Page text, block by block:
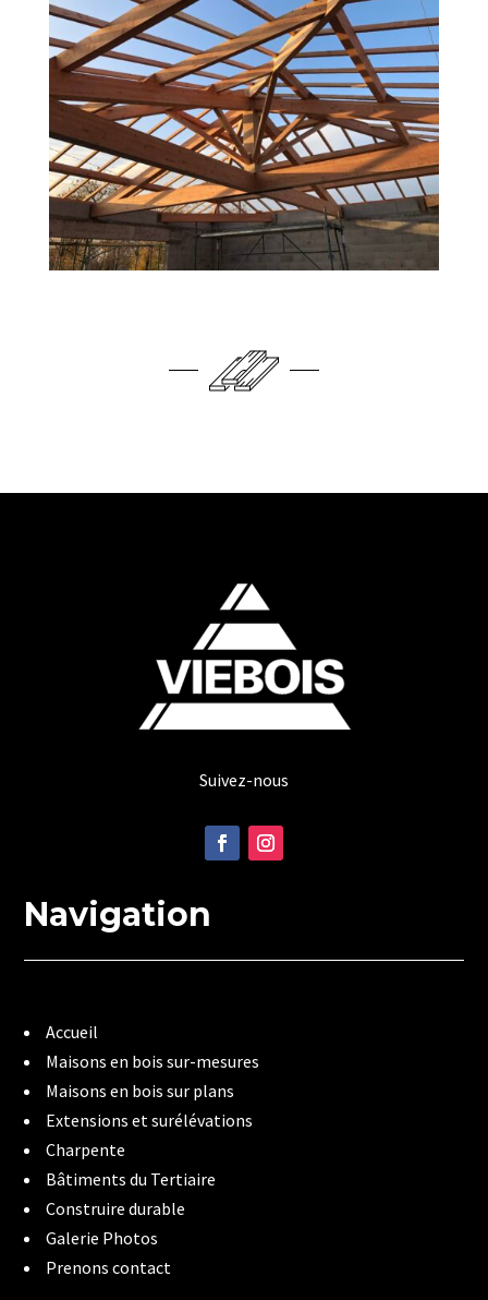
Suivez-nous
Navigation
Accueil
Maisons en bois sur-mesures
Maisons en bois sur plans
Extensions et surélévations
Charpente
Bâtiments du Tertiaire
Construire durable
Galerie Photos
Prenons contact